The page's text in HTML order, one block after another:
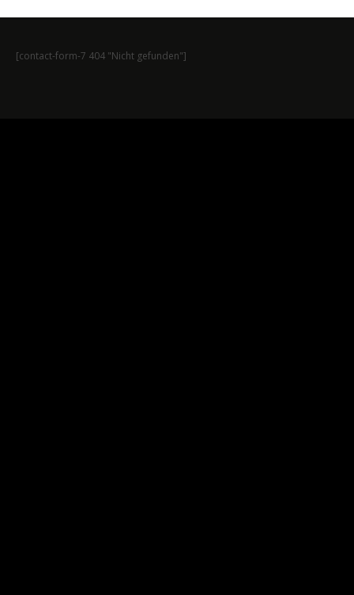
[contact-form-7 404 "Nicht gefunden"]